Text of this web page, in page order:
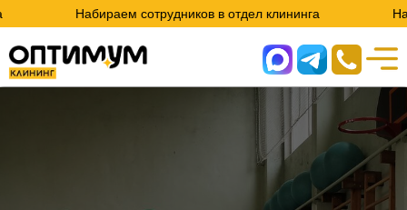
Набираем сотрудников в отдел клининга Набираем